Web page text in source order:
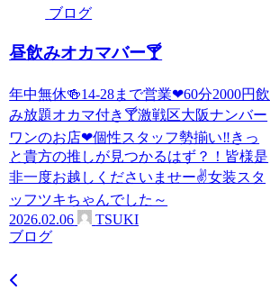
ブログ
昼飲みオカマバー🍸
年中無休🍻14-28まで営業❤60分2000円飲
み放題オカマ付き🍸激戦区大阪ナンバー
ワンのお店❤個性スタッフ勢揃い‼️きっ
と貴方の推しが見つかるはず？！皆様是
非一度お越しくださいませー✌女装スタ
ッフツキちゃんでした～
2026.02.06
TSUKI
ブログ